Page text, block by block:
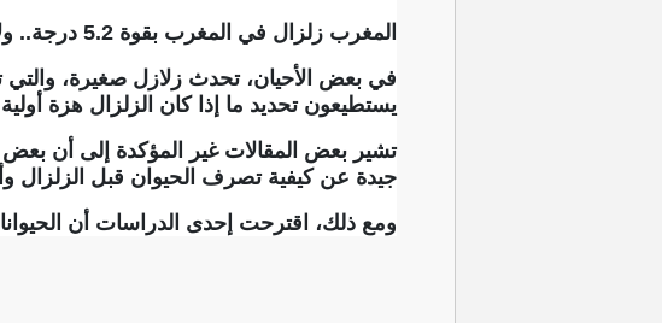
المغرب زلزال في المغرب بقوة 5.2 درجة.. ولا خسائر
في بعض الأحيان، تحدث زلازل صغيرة، والتي
يستطيعون تحديد ما إذا كان الزلزال هزة
تشير بعض المقالات غير المؤكدة إلى أن
جيدة عن كيفية تصرف الحيوان قبل الزلزال
ومع ذلك، اقترحت إحدى الدراسات أن